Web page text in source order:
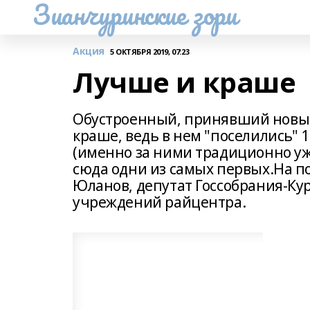
Зианчуринские зори
Акция 5 ОКТЯБРЯ 2019, 07:23
Лучше и краше
Обустроенный, принявший
краше, ведь в нем "поселились"
(именно за ними традиционно
сюда одни из самых первых.На
Юланов, депутат Госсобрания-
учреждений райцентра.